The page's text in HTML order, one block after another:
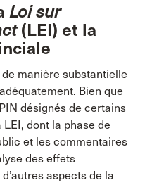
Loi sur
(LEI) et la
manière substantielle
Bien que
désignés de certains
dont la phase de
et les commentaires
des effets
aspects de la